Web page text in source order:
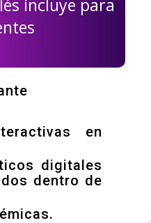
incluye para
en
digitales
dentro de